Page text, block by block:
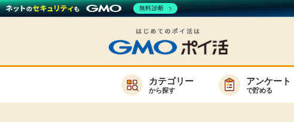
お知らせ
カテゴリー
から探す
アンケート
で貯める
無料診断